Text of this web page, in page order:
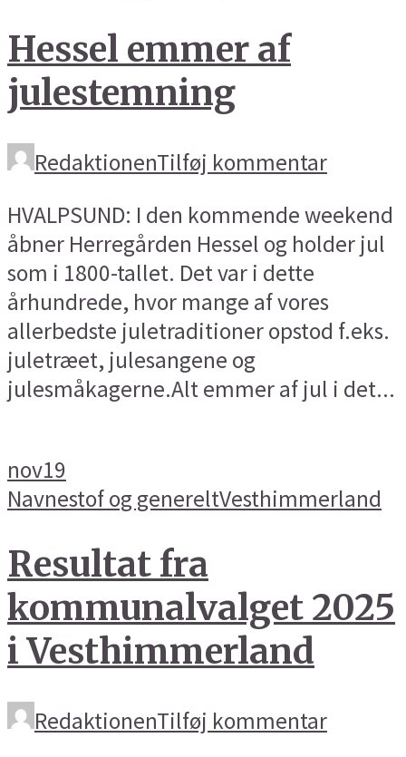
Hessel emmer af
julestemning
RedaktionenTilføj kommentar
HVALPSUND: I den kommende weekend
åbner Herregården Hessel og holder jul
som i 1800-tallet. Det var i dette
århundrede, hvor mange af vores
allerbedste juletraditioner opstod f.eks.
juletræet, julesangene og
julesmåkagerne.Alt emmer af jul i det...
nov19
Navnestof og genereltVesthimmerland
Resultat fra
kommunalvalget 2025
i Vesthimmerland
RedaktionenTilføj kommentar